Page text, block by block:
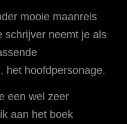
mooie maanreis
schrijver neemt je als
het hoofdpersonage.
een wel zeer
aan het boek